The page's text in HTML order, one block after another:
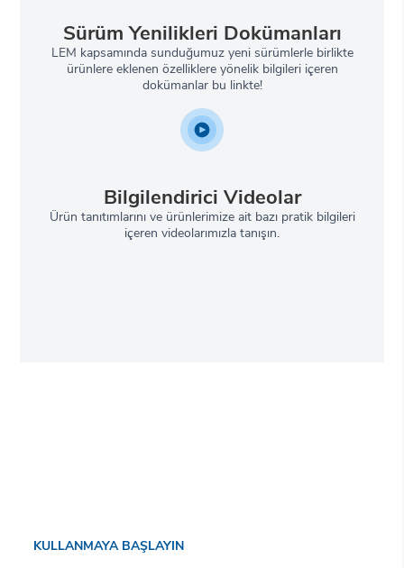
Sürüm Yenilikleri Dokümanları
LEM kapsamında sunduğumuz yeni sürümlerle birlikte
ürünlere eklenen özelliklere yönelik bilgileri içeren
dokümanlar bu linkte!
Bilgilendirici Videolar
Ürün tanıtımlarını ve ürünlerimize ait bazı pratik bilgileri
içeren videolarımızla tanışın.
KULLANMAYA BAŞLAYIN